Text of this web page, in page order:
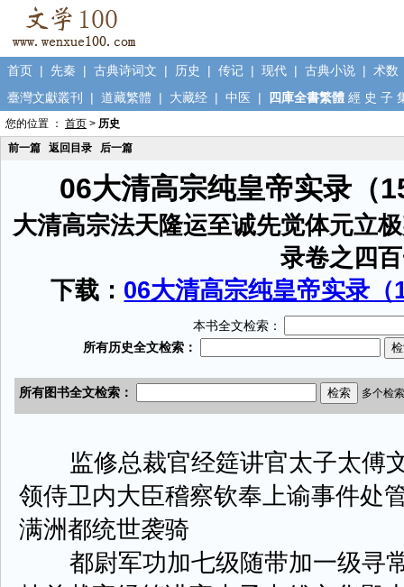
首页 | 先秦 | 古典诗词文 | 历史 | 传记 | 现代 | 古典小说 | 术数
臺灣文獻叢刊
| 道藏繁體 | 大藏经 | 中医 | 四庫全書繁體 經 史 子
您的位置 ： 首页 > 历史
前一篇
返回目录 后一篇
06大清高宗纯皇帝实录（
大清高宗法天隆运至诚先觉体元立
录卷之四
下载： 06大清高宗纯皇帝实录
本书全文检索：
监修总裁官经筵讲官太子太傅
领侍卫内大臣稽察钦奉上谕事件处
满洲都统世袭骑
都尉军功加七级随带加一级寻